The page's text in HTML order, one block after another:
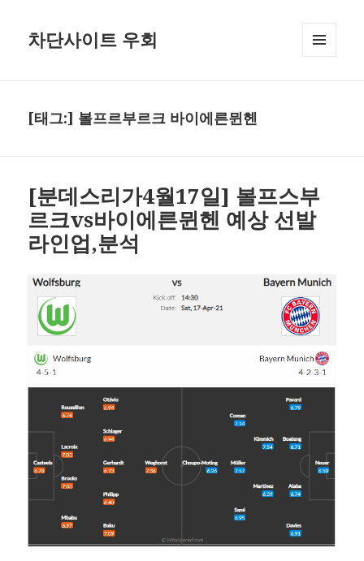
차단사이트 우회
[태그:] 볼프르부르크 바이에른뮌헨
[분데스리가4월17일] 볼프스부
르크vs바이에른뮌헨 예상 선발
라인업,분석